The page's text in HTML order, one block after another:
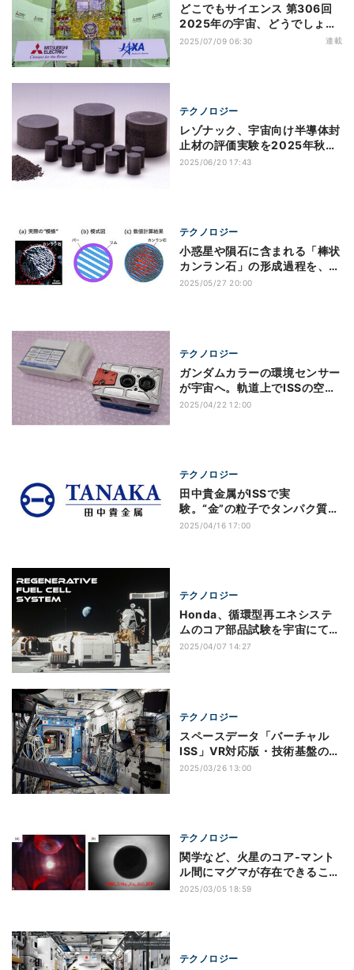
どこでもサイエンス 第306回
2025年の宇宙、どうでしょ
う？ (7−12月の宇宙開発編)
2025/07/09 06:30 連載
テクノロジー
レゾナック、宇宙向け半導体封
止材の評価実験を2025年秋に
ISSで実施へ
2025/06/20 17:43
テクノロジー
小惑星や隕石に含まれる「棒状
カンラン石」の形成過程を、数
値計算で初再現
2025/05/27 20:00
テクノロジー
ガンダムカラーの環境センサー
が宇宙へ。軌道上でISSの空気
測定実証
2025/04/22 12:00
テクノロジー
田中貴金属がISSで実
験。“金”の粒子でタンパク質結
晶化実験の課題解決へ
2025/04/16 17:00
テクノロジー
Honda、循環型再エネシステ
ムのコア部品試験を宇宙にて実
施へ
2025/04/07 14:27
テクノロジー
スペースデータ「バーチャル
ISS」VR対応版・技術基盤のラ
イセンス販売開始
2025/03/26 13:00
テクノロジー
関学など、火星のコア-マント
ル間にマグマが存在できること
を証明
2025/03/05 18:59
テクノロジー